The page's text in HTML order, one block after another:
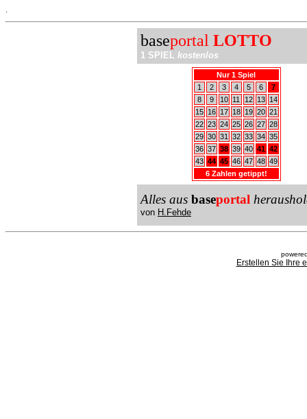
baseportal LOTTO
1 SPIEL kostenlos
Nur 1 Spiel
1
2 3 4 5 6
7
8
9 10 11 12 13
14
15
16 17 18 19 20 21
22 23 24 25 26 27 28
29 30 31 32 33 34 35
36 37 38 39 40 41 42
43 44 45 46 47 48 49
6 Zahlen getippt!
Alles aus baseportal
von H.Fehde
Erstellen Sie Ihre